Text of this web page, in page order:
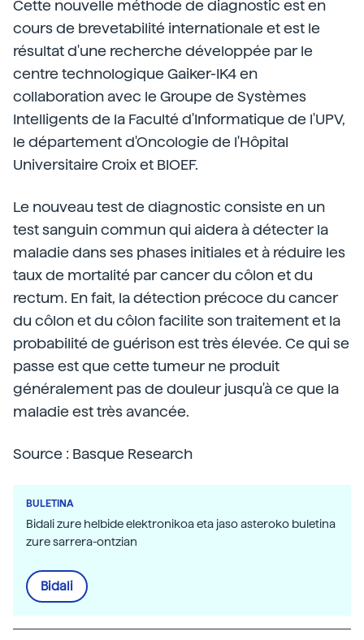
Cette nouvelle méthode de diagnostic est en
cours de brevetabilité internationale et est le
résultat d'une recherche développée par le
centre technologique Gaiker-IK4 en
collaboration avec le Groupe de Systèmes
Intelligents de la Faculté d'Informatique de l'UPV,
le département d'Oncologie de l'Hôpital
Universitaire Croix et BIOEF.
Le nouveau test de diagnostic consiste en un
test sanguin commun qui aidera à détecter la
maladie dans ses phases initiales et à réduire les
taux de mortalité par cancer du côlon et du
rectum. En fait, la détection précoce du cancer
du côlon et du côlon facilite son traitement et la
probabilité de guérison est très élevée. Ce qui se
passe est que cette tumeur ne produit
généralement pas de douleur jusqu'à ce que la
maladie est très avancée.
Source : Basque Research
BULETINA
Bidali zure helbide elektronikoa eta jaso asteroko buletina
zure sarrera-ontzian
Bidali